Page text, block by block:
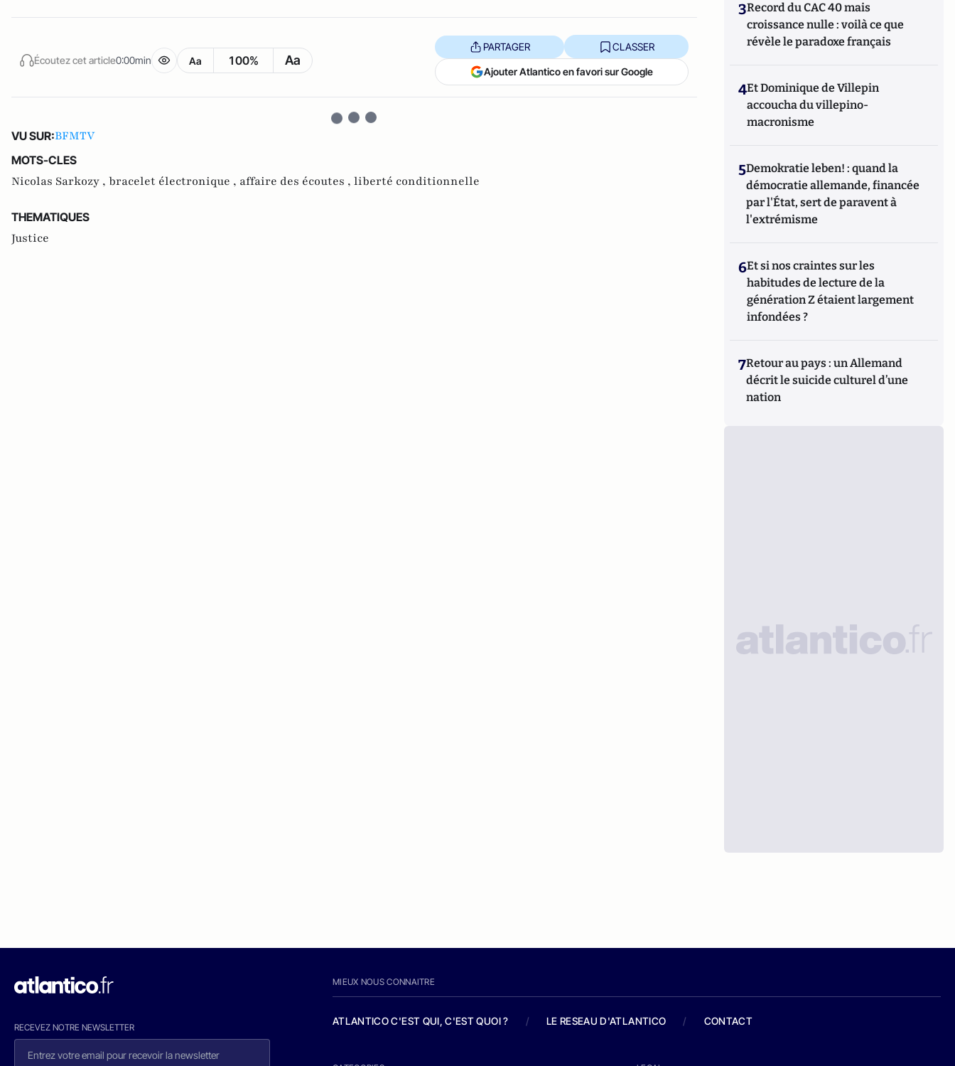
Écoutez cet article0:00min Aa 100% Aa
PARTAGER CLASSER
Ajouter Atlantico en favori sur Google
VU SUR:BFMTV
MOTS-CLES
Nicolas Sarkozy , bracelet électronique , affaire des écoutes , liberté conditionnelle
THEMATIQUES
Justice
3Record du CAC 40 mais
croissance nulle : voilà ce que
révèle le paradoxe français
4Et Dominique de Villepin
accoucha du villepino-
macronisme
5Demokratie leben! : quand la
démocratie allemande, financée
par l'État, sert de paravent à
l'extrémisme
6Et si nos craintes sur les
habitudes de lecture de la
génération Z étaient largement
infondées ?
7Retour au pays : un Allemand
décrit le suicide culturel d’une
nation
RECEVEZ NOTRE NEWSLETTER
MIEUX NOUS CONNAITRE
ATLANTICO C'EST QUI, C'EST QUOI ? / LE RESEAU D'ATLANTICO / CONTACT